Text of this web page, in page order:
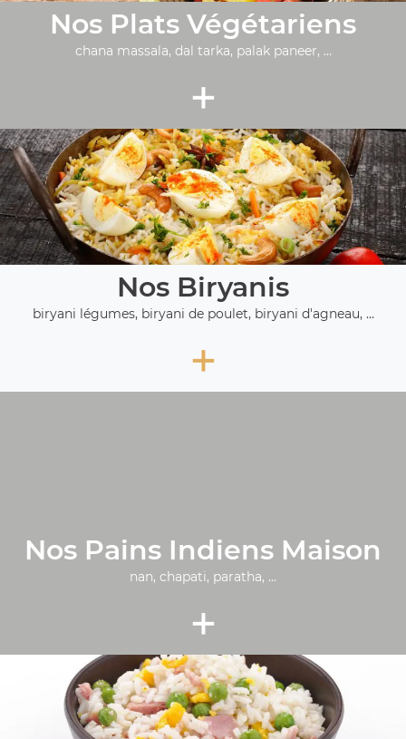
Nos Plats Végétariens
chana massala, dal tarka, palak paneer, ...
+
Nos Biryanis
biryani légumes, biryani de poulet, biryani d'agneau, ...
+
Nos Pains Indiens Maison
nan, chapati, paratha, ...
+